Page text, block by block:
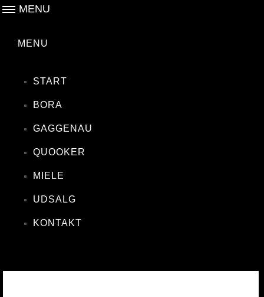
MENU
MENU
START
BORA
GAGGENAU
QUOOKER
MIELE
UDSALG
KONTAKT